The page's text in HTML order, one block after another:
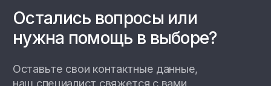
Всепогодные станции
Новинки
Новости компании